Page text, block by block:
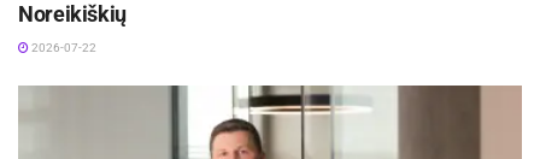
Noreikiškių
2026-07-22